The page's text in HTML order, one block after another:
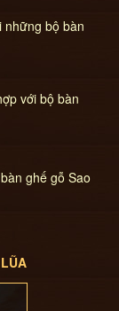
những bộ bàn
với bộ bàn
ghế gỗ Sao